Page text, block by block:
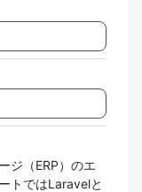
ジ（ERP）のエ
トではLaravelと